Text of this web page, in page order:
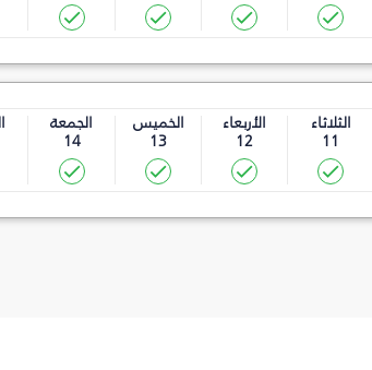
الثلاثاء
11
الأربعاء
12
الخميس
13
الجمعة
14